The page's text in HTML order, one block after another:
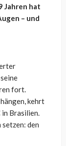
Jahren hat
– und
fort.
kehrt
in Brasilien.
den